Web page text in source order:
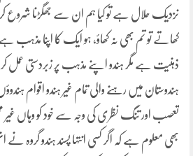
نزدیک حلال ہے تو کیا ہم ان سے جھگڑنا شروع
کھاتے تو تم بھی نہ کھاؤ، ہو ایک کا اپنا مذہب
ذہنیت ہے مگر ہندو اپنے مذہب پر زبردستی عمل
ہندوستان میں رہنے والی تمام غیر ہندو اقوام
تعصب اور تنگ نظری کی وجہ سے خود کو وہاں غیر
بھی معلوم ہے کہ اگر کسی انتہا پسند ہندو گروہ نے